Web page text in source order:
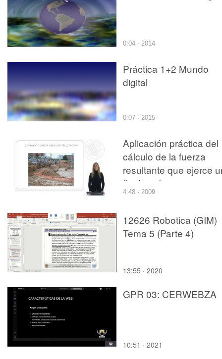
0:04 · 2014
Práctica 1+2 Mundo
digital
0:07 · 2015
Aplicación práctica del
cálculo de la fuerza
resultante que ejerce
fluido sobre una
superficie: Encofrado a
contención de
armado
4:48 · 2009
12626 Robotica (GIM)
Tema 5 (Parte 4)
13:55 · 2020
GPR 03: CERWEBZA
10:51 · 2021